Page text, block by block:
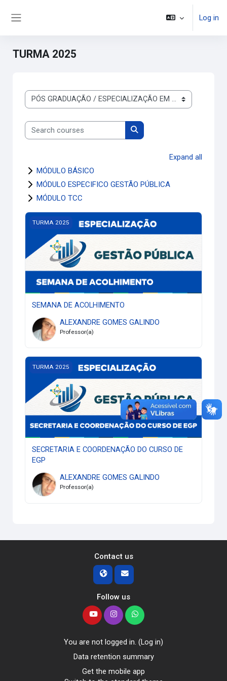
Log in
TURMA 2025
Course categories
Search courses
Search courses
Expand all
MÓDULO BÁSICO
MÓDULO ESPECIFICO GESTÃO PÚBLICA
MÓDULO TCC
SEMANA DE ACOLHIMENTO
TURMA 2025
SEMANA DE ACOLHIMENTO
ALEXANDRE GOMES GALINDO
Professor(a)
SECRETARIA E COORDENAÇÃO DO CURSO DE EGP
TURMA 2025
SECRETARIA E COORDENAÇÃO DO CURSO DE
EGP
ALEXANDRE GOMES GALINDO
Professor(a)
Contact us
Follow us
You are not logged in. (Log in)
Data retention summary
Get the mobile app